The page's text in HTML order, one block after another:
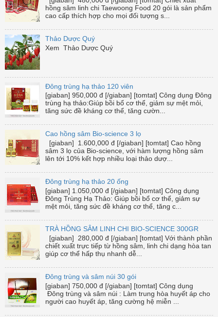
hồng sâm linh chi Taewoong Food 20 gói là sản phẩm
cao cấp thích hợp cho mọi đối tượng s...
Thảo Dược Quý
Xem Thảo Dược Quý
Đông trùng hạ thảo 120 viên
[giaban] 950,000 đ [/giaban] [tomtat] Công dụng Đông
trùng hạ thảo:Giúp bồi bổ cơ thể, giảm sự mệt mỏi,
tăng sức đề kháng cơ thể, tăng cườn...
Cao hồng sâm Bio-science 3 lọ
[giaban] 1.600,000 đ [/giaban] [tomtat] Cao hồng
sâm 3 lọ của Bio-science, với hàm lượng hồng sâm
lên tới 10% kết hợp nhiều loại thảo dượ...
Đông trùng hạ thảo 20 ống
[giaban] 1.050,000 đ [/giaban] [tomtat] Công dụng
Đông Trùng Hạ Thảo: Giúp bồi bổ cơ thể, giảm sự
mệt mỏi, tăng sức đề kháng cơ thể, tăng c...
TRÀ HỒNG SÂM LINH CHI BIO-SCIENCE 300GR
[giaban] 280,000 đ [/giaban] [tomtat] Với thành phần
chiết xuất trực tiếp từ hồng sâm, linh chi dạng hòa tan
giúp cơ thể hấp thụ nhanh dễ...
Đông trùng và sâm núi 30 gói
[giaban] 750,000 đ [/giaban] [tomtat] Công dụng
Đông trùng và sâm núi : Làm trung hòa huyết áp cho
người cao huyết áp, tăng cường hệ miễn ...